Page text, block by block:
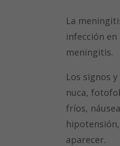
La
infección
meningitis.
Los signos
nuca,
fríos,
aparecer.